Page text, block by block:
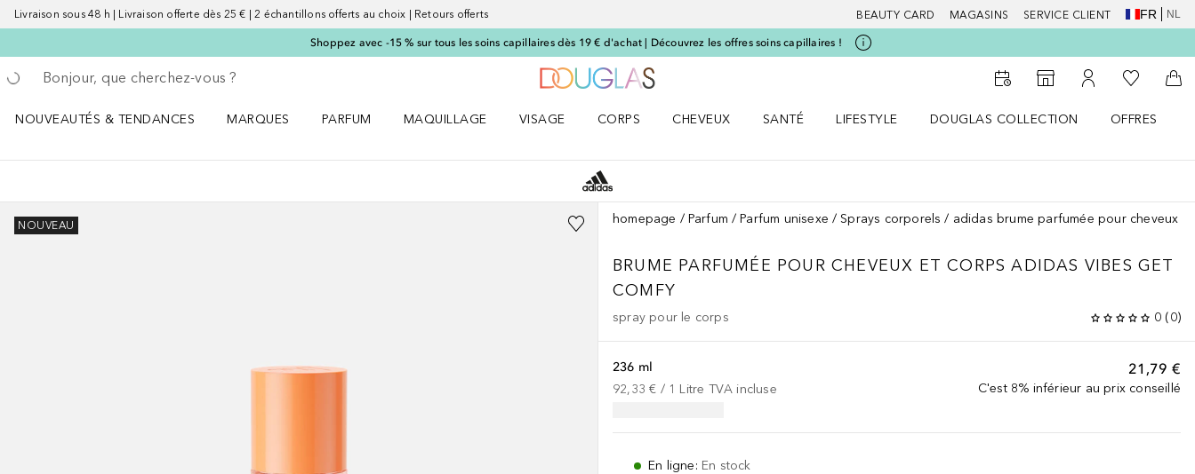
Livraison sous 48 h | Livraison offerte dès 25 € | 2 échantillons offerts au choix | Retours offerts BEAUTY CARD MAGASINS SERVICE CLIENT FR NL
Shoppez avec -15 % sur tous les soins capillaires dès 19 € d'achat | Découvrez les offres soins capillaires !
Retourner
Effectuer la recherche
Vers le Storefinder
Vers Mon Compte
Vers Ma
NOUVEAUTÉS & TENDANCES
MARQUES
PARFUM
MAQUILLAGE
VISAGE
CORPS
CHEVEUX
SANTÉ
LIFESTYLE
DOUGLAS COLLECTION
OFFRES
NOUVEAU homepage Parfum Parfum unisexe Sprays corporels adidas brume parfumée pour cheveux et
BRUME PARFUMÉE POUR CHEVEUX ET CORPS ADIDAS VIBES GET
COMFY
spray pour le corps 0 (0)
21,79 €
C'est 8% inférieur au prix conseillé
236 ml
92,33 € / 1 Litre TVA incluse
En ligne: En stock